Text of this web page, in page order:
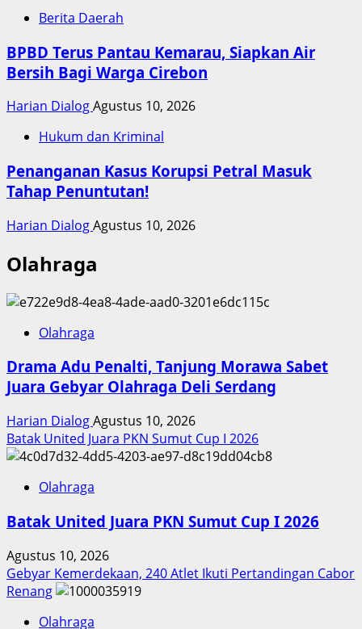
Berita Daerah
BPBD Terus Pantau Kemarau, Siapkan Air
Bersih Bagi Warga Cirebon
Harian DialogAgustus 10, 2026
Hukum dan Kriminal
Penanganan Kasus Korupsi Petral Masuk
Tahap Penuntutan!
Harian DialogAgustus 10, 2026
Olahraga
Olahraga
Drama Adu Penalti, Tanjung Morawa Sabet
Juara Gebyar Olahraga Deli Serdang
Harian DialogAgustus 10, 2026
Batak United Juara PKN Sumut Cup I 2026
Olahraga
Batak United Juara PKN Sumut Cup I 2026
Agustus 10, 2026
Gebyar Kemerdekaan, 240 Atlet Ikuti Pertandingan Cabor
Renang
Olahraga